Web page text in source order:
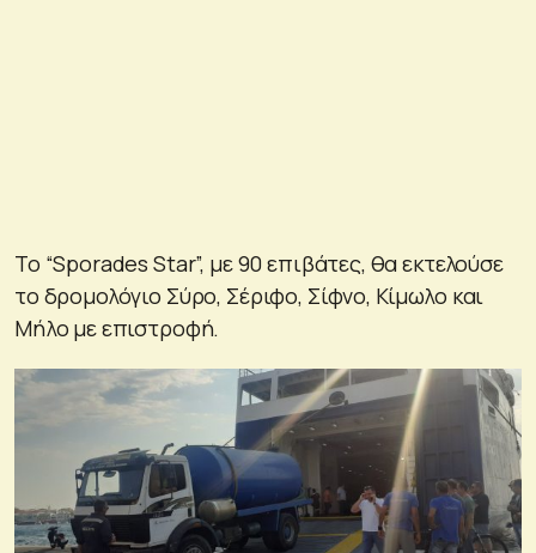
Το “Sporades Star”, με 90 επιβάτες, θα εκτελούσε
το δρομολόγιο Σύρο, Σέριφο, Σίφνο, Κίμωλο και
Μήλο με επιστροφή.